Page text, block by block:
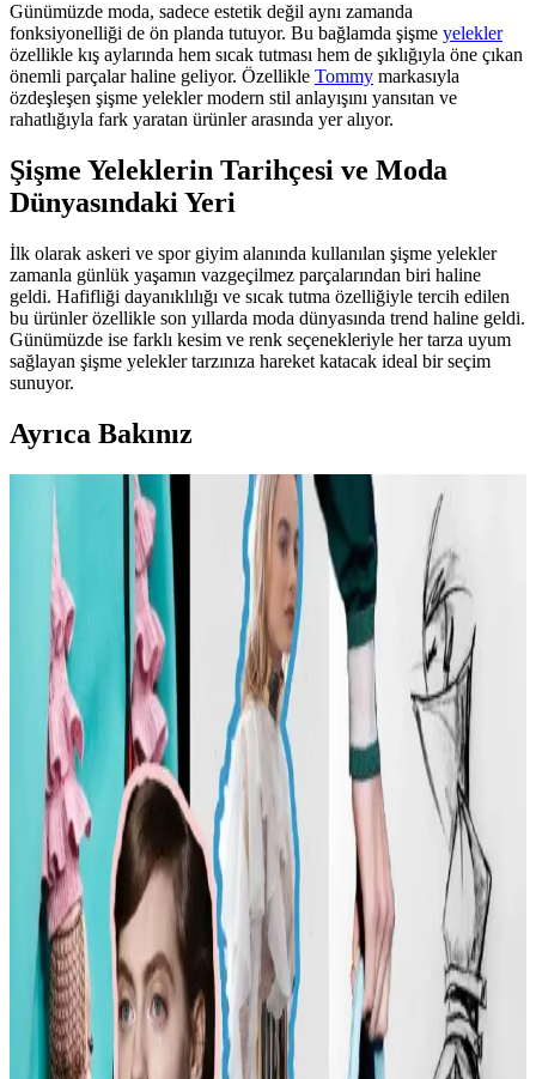
Günümüzde moda, sadece estetik değil aynı zamanda
fonksiyonelliği de ön planda tutuyor. Bu bağlamda şişme yelekler
özellikle kış aylarında hem sıcak tutması hem de şıklığıyla öne çıkan
önemli parçalar haline geliyor. Özellikle Tommy markasıyla
özdeşleşen şişme yelekler modern stil anlayışını yansıtan ve
rahatlığıyla fark yaratan ürünler arasında yer alıyor.
Şişme Yeleklerin Tarihçesi ve Moda
Dünyasındaki Yeri
İlk olarak askeri ve spor giyim alanında kullanılan şişme yelekler
zamanla günlük yaşamın vazgeçilmez parçalarından biri haline
geldi. Hafifliği dayanıklılığı ve sıcak tutma özelliğiyle tercih edilen
bu ürünler özellikle son yıllarda moda dünyasında trend haline geldi.
Günümüzde ise farklı kesim ve renk seçenekleriyle her tarza uyum
sağlayan şişme yelekler tarzınıza hareket katacak ideal bir seçim
sunuyor.
Ayrıca Bakınız
Carolyn Bessette Kennedy Stili ve 90'lar
Minimalizminin Günümüzdeki Yansımaları
Carolyn Bessette Kennedy'nin 90'lar minimalizmini yansıtan stili,
fiziksel özelliklere dayalı popülerliği ve aşırı yüceltilmesiyle
tartışılıyor. Günümüzde moda daha fazla bireysellik ve çeşitlilik
arıyor.
Günlük Moda Soruları ve Stil Önerileri: Vücut
Tipine Uygun Kombinasyonlar ve Ayakkabı Seçimi
Moda ve stil, kişisel tercihlere göre şekillenir. Vücut tipine uygun
kıyafet seçimi, günlük kombin önerileri ve rahat ayakkabı
markalarıyla şıklığı yakalayın. İkinci el lüks ürün alımında dikkat
edilmesi gerekenler burada.
Kadın Modasında Beden Tipi, Sürdürülebilirlik ve
Mevsime Uygun Stil Önerileri
Kadın modasında beden tipine uygun kıyafet seçimi, sürdürülebilir
markalar ve mevsimsel kombin önerileri ele alınmaktadır. Estetik ve
konforu birleştiren pratik stil yaklaşımları sunulmaktadır.
Kadın Moda Tavsiyeleri: Günlük Stil Önerileri,
Vücut Şekline Uygun Giysiler ve Kombin İpuçları